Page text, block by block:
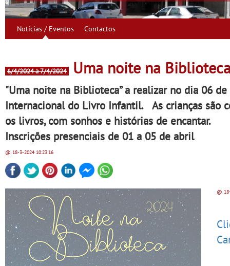
Notícias / Eventos Contactos
6/4/2024 a 7/4/2024 Uma noite na
"Uma noite na Biblioteca”a realizar no dia 06
Internacional do Livro Infantil. As crianças são
os livros, com sonhos e histórias de encantar.
Inscrições presenciais de 01 a 05 de abril
@ 18-3-202410:23:16
@